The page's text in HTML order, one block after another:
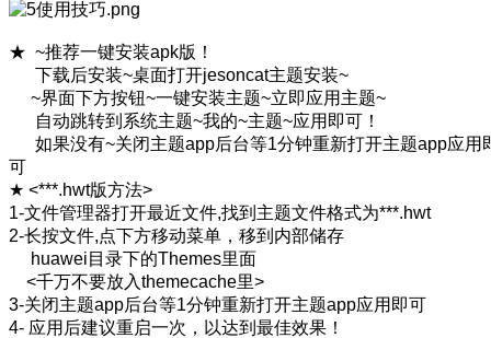
★ ~推荐一键安装apk版！
下载后安装~桌面打开jesoncat主题安装~
~界面下方按钮~一键安装主题~立即应用主题~
自动跳转到系统主题~我的~主题~应用即可！
如果没有~关闭主题app后台等1分钟重新打开主题app应用
可
★ <***.hwt版方法>
1-文件管理器打开最近文件,找到主题文件格式为***.hwt
2-长按文件,点下方移动菜单，移到内部储存
huawei目录下的Themes里面
<千万不要放入themecache里>
3-关闭主题app后台等1分钟重新打开主题app应用即可
4- 应用后建议重启一次，以达到最佳效果！